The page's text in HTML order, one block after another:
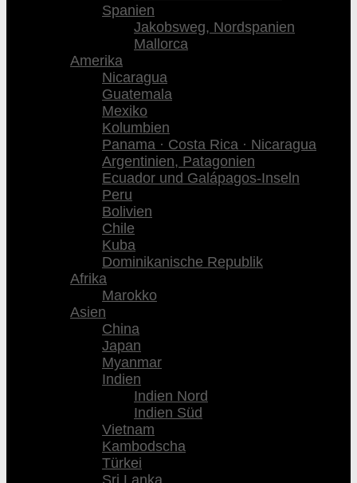
Spanien
Jakobsweg, Nordspanien
Mallorca
Amerika
Nicaragua
Guatemala
Mexiko
Kolumbien
Panama · Costa Rica · Nicaragua
Argentinien, Patagonien
Ecuador und Galápagos-Inseln
Peru
Bolivien
Chile
Kuba
Dominikanische Republik
Afrika
Marokko
Asien
China
Japan
Myanmar
Indien
Indien Nord
Indien Süd
Vietnam
Kambodscha
Türkei